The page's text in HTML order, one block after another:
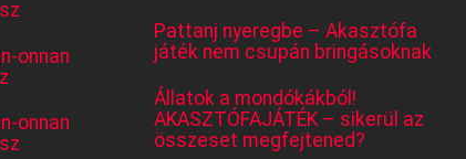
onnan
onnan
Pattanj nyeregbe – Akasztófa
játék nem csupán bringásoknak
Állatok a mondókákból!
AKASZTÓFAJÁTÉK – sikerül az
összeset megfejtened?